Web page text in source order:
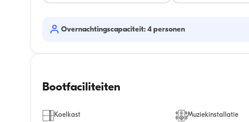
Overnachtingscapaciteit: 4 personen
Bootfaciliteiten
Koelkast Muziekinstallatie